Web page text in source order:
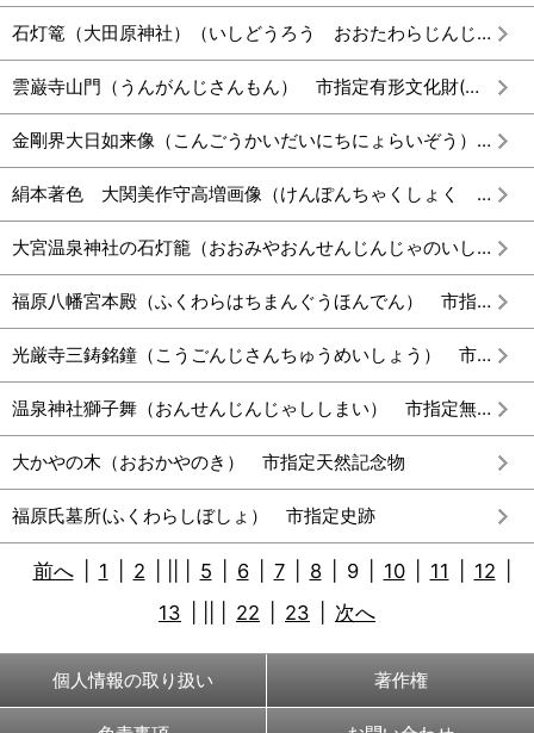
石灯篭（大田原神社）（いしどうろう おおたわらじんじゃ） 市指定有形文化財(建造物)
雲巌寺山門（うんがんじさんもん） 市指定有形文化財(建造物)
金剛界大日如来像（こんごうかいだいにちにょらいぞう） 市指定有形文化財(彫刻)
絹本著色 大関美作守高増画像（けんぽんちゃくしょく おおぜきみまさかのかみたかますがぞう） 市指定有形文化財(絵画)
大宮温泉神社の石灯籠（おおみやおんせんじんじゃのいしどうろう） 市指定有形文化財（建造物）
福原八幡宮本殿（ふくわらはちまんぐうほんでん） 市指定有形文化財(建造物)
光厳寺三鋳銘鐘（こうごんじさんちゅうめいしょう） 市指定有形文化財(工芸品)
温泉神社獅子舞（おんせんじんじゃししまい） 市指定無形民俗文化財
大かやの木（おおかやのき） 市指定天然記念物
福原氏墓所(ふくわらしぼしょ） 市指定史跡
前へ 1 2 5 6 7 8 9 10 11 12
13
22 23 次へ
個人情報の取り扱い 著作権